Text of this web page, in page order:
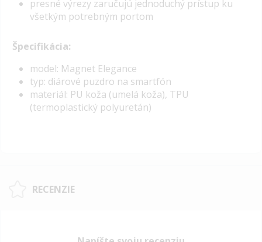
presné výrezy zaručujú jednoduchý prístup ku
všetkým potrebným portom
Špecifikácia:
model: Magnet Elegance
typ: diárové puzdro na smartfón
materiál: PU koža (umelá koža), TPU
(termoplastický polyuretán)
RECENZIE